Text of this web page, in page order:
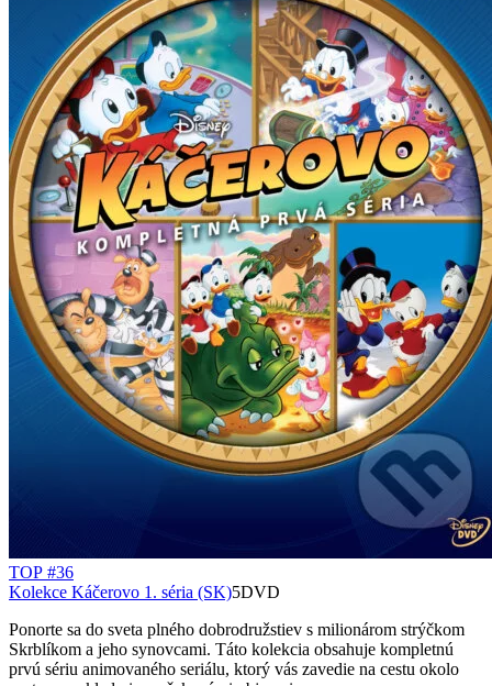
TOP #36
Kolekce Káčerovo 1. séria (SK)5DVD
Ponorte sa do sveta plného dobrodružstiev s milionárom strýčkom
Skrblíkom a jeho synovcami. Táto kolekcia obsahuje kompletnú
prvú sériu animovaného seriálu, ktorý vás zavedie na cestu okolo